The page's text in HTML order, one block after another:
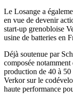
Le Losange a
en vue de devenir
start-up grenobloise
usine de batteries en
Déjà soutenue par
composée
production de 40 à
Verkor sur le
haute performance